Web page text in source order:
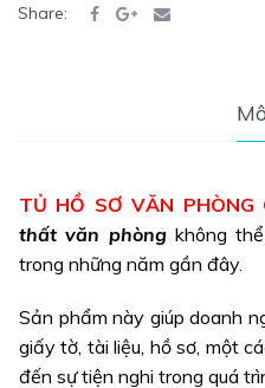
Share:
TỦ HỒ SƠ VĂN PHÒNG
thất văn phòngkhông thể
trong những năm gần đây.
Sản phẩm này giúp doanh
giấy tờ, tài liệu, hồ sơ, một
đến sự tiện nghi trong quá